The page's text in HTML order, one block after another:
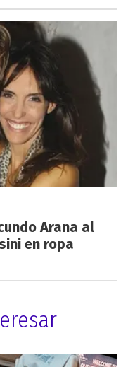
Arana al
en ropa